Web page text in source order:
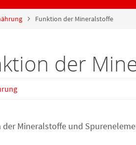
Funktion der Mineralstoffe
der
der Mineralstoffe und